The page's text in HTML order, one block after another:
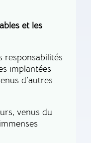
et les
responsabilités
implantées
d’autres
venus du